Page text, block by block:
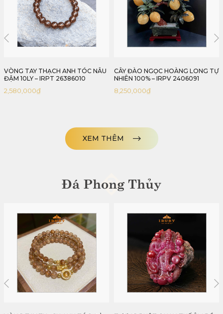
CÂY ĐÀO NGỌC HOÀNG LONG TỰ
NHIÊN 100% – IRPV 2406091
8,250,000₫
CÂY ĐÀO THẠCH ANH HỒNG TỰ
NHIÊN 100% – IRPH 2406091
9,750,000₫
XEM THÊM
Đá Phong Thủy
�